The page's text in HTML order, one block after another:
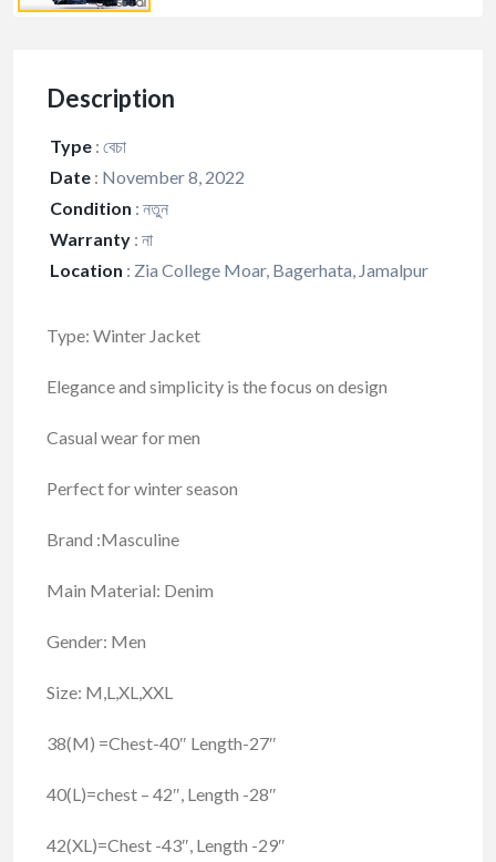
Description
Type : বেচা
Date : November 8, 2022
Condition : নতুন
Warranty : না
Location : Zia College Moar, Bagerhata, Jamalpur
Type: Winter Jacket
Elegance and simplicity is the focus on design
Casual wear for men
Perfect for winter season
Brand :Masculine
Main Material: Denim
Gender: Men
Size: M,L,XL,XXL
38(M) =Chest-40″ Length-27″
40(L)=chest – 42″, Length -28″
42(XL)=Chest -43″, Length -29″